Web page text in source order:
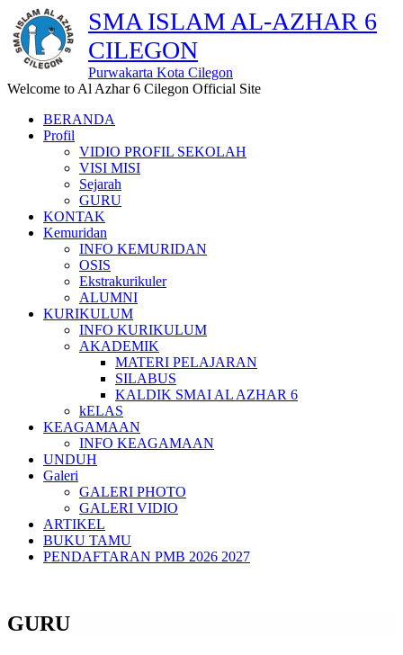
SMA ISLAM AL-AZHAR 6
CILEGON
Purwakarta Kota Cilegon
Welcome to Al Azhar 6 Cilegon Official Site
BERANDA
Profil
VIDIO PROFIL SEKOLAH
VISI MISI
Sejarah
GURU
KONTAK
Kemuridan
INFO KEMURIDAN
OSIS
Ekstrakurikuler
ALUMNI
KURIKULUM
INFO KURIKULUM
AKADEMIK
MATERI PELAJARAN
SILABUS
KALDIK SMAI AL AZHAR 6
kELAS
KEAGAMAAN
INFO KEAGAMAAN
UNDUH
Galeri
GALERI PHOTO
GALERI VIDIO
ARTIKEL
BUKU TAMU
PENDAFTARAN PMB 2026 2027
GURU